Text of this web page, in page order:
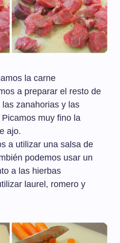
la carne
a preparar el resto de
zanahorias y las
muy fino la
ajo.
a utilizar una salsa de
podemos usar un
a las hierbas
laurel, romero y